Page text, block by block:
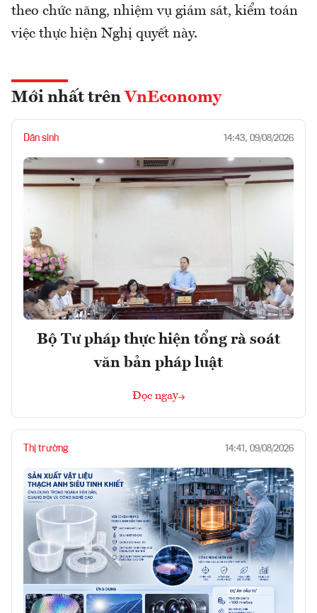
theo chức năng, nhiệm vụ giám sát, kiểm toán
việc thực hiện Nghị quyết này.
Mới nhất trên VnEconomy
Dân sinh 14:43, 09/08/2026
Bộ Tư pháp thực hiện tổng rà soát
văn bản pháp luật
Đọc ngay
Thị trường 14:41, 09/08/2026